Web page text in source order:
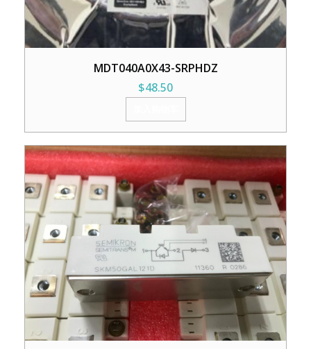
MDT040A0X43-SRPHDZ
$48.50